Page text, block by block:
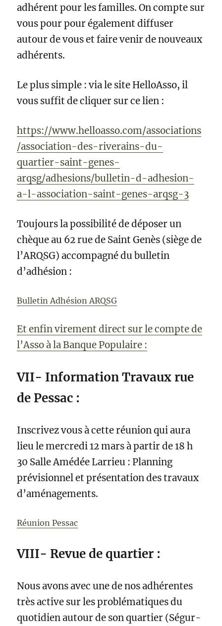
adhérent pour les familles. On compte sur
vous pour pour également diffuser
autour de vous et faire venir de nouveaux
adhérents.
Le plus simple : via le site HelloAsso, il
vous suffit de cliquer sur ce lien :
https://www.helloasso.com/associations
/association-des-riverains-du-
quartier-saint-genes-
arqsg/adhesions/bulletin-d-adhesion-
a-l-association-saint-genes-arqsg-3
Toujours la possibilité de déposer un
chèque au 62 rue de Saint Genès (siège de
l’ARQSG) accompagné du bulletin
d’adhésion :
Bulletin Adhésion ARQSG
Et enfin virement direct sur le compte de
l’Asso à la Banque Populaire :
VII- Information Travaux rue
de Pessac :
Inscrivez vous à cette réunion qui aura
lieu le mercredi 12 mars à partir de 18 h
30 Salle Amédée Larrieu : Planning
prévisionnel et présentation des travaux
d’aménagements.
Réunion Pessac
VIII- Revue de quartier :
Nous avons avec une de nos adhérentes
très active sur les problématiques du
quotidien autour de son quartier (Ségur-